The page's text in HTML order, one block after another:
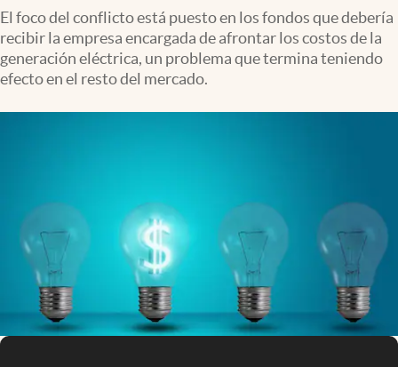
Apertura
Infotechnology
Eventos Corporativos
El Cronista Studio
Mediakit
abre en nueva pestaña
Argentina
El foco del conflicto está puesto en los fondos que debería
recibir la empresa encargada de afrontar los costos de la
generación eléctrica, un problema que termina teniendo
efecto en el resto del mercado.